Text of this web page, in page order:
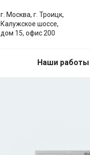
г. Москва, г. Троицк,
Калужское шоссе,
дом 15, офис 200
Наши работы